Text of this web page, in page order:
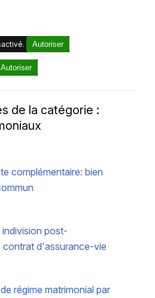
Autoriser
Autoriser
de la catégorie :
complémentaire: bien
post-
contrat d'assurance-vie
régime matrimonial par